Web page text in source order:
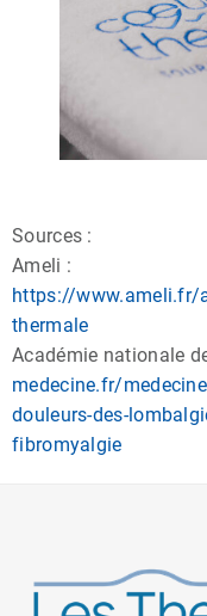
Sources :
Ameli :
https://www.ameli.fr/
thermale
Académie nationale
medecine.fr/
douleurs-des-
fibromyalgie